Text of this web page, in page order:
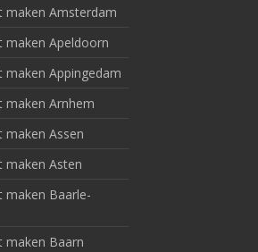
maken Amsterdam
maken Apeldoorn
maken Appingedam
maken Arnhem
maken Assen
maken Asten
maken Baarle-
maken Baarn